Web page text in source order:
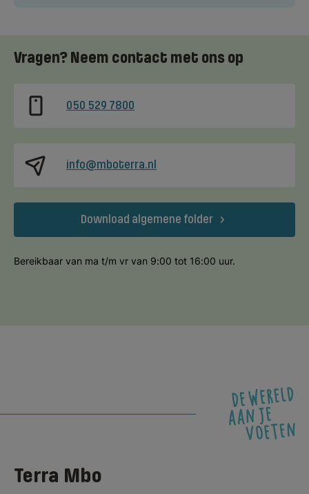
Vragen? Neem contact met ons op
050 529 7800
info@mboterra.nl
Download algemene folder
Bereikbaar van ma t/m vr van 9:00 tot 16:00 uur.
Terra Mbo